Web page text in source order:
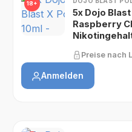
18+
5x Dojo
Raspberry
Preise nach
Anmelden